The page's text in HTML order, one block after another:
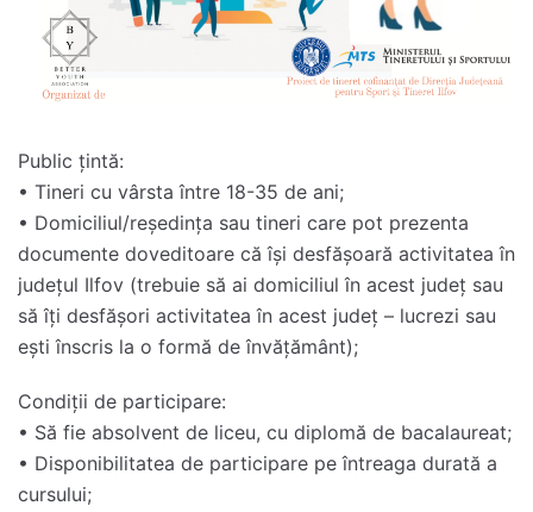
Public țintă:
• Tineri cu vârsta între 18-35 de ani;
• Domiciliul/reședința sau tineri care pot prezenta
documente doveditoare că își desfășoară activitatea în
județul Ilfov (trebuie să ai domiciliul în acest județ sau
să îți desfășori activitatea în acest județ – lucrezi sau
ești înscris la o formă de învățământ);
Condiții de participare:
• Să fie absolvent de liceu, cu diplomă de bacalaureat;
• Disponibilitatea de participare pe întreaga durată a
cursului;